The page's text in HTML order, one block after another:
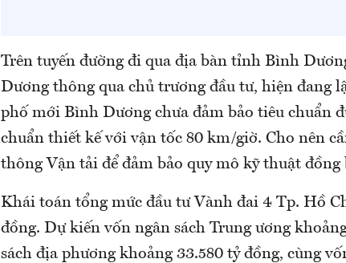
Trên tuyến đường đi qua địa bàn tỉnh Bình
Dương thông qua chủ trương đầu tư, hiện đang
phố mới Bình Dương chưa đảm bảo tiêu chuẩn
chuẩn thiết kế với vận tốc 80 km/giờ. Cho nên
thông Vận tải để đảm bảo quy mô kỹ thuật đồng
Khái toán tổng mức đầu tư Vành đai 4 Tp. Hồ
đồng. Dự kiến vốn ngân sách Trung ương
sách địa phương khoảng 33.580 tỷ đồng, cùng